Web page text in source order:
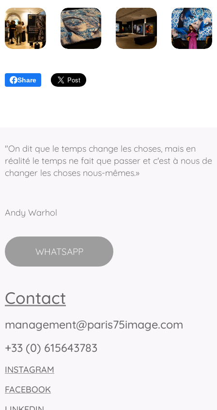
Share
"On dit que le temps change les choses, mais en
réalité le temps ne fait que passer et c'est à nous de
changer les choses nous-mêmes.»
Andy Warhol
WHATSAPP
Contact
management@paris75image.com
+33 (0) 615643783
INSTAGRAM
FACEBOOK